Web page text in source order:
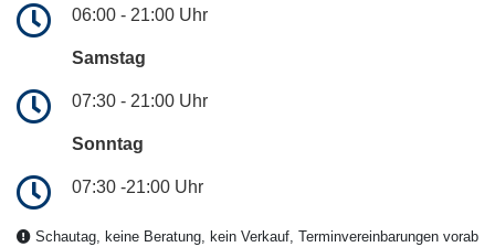
06:00 - 21:00 Uhr
Samstag
07:30 - 21:00 Uhr
Sonntag
07:30 -21:00 Uhr
Schautag, keine Beratung, kein Verkauf, Terminvereinbarungen vorab